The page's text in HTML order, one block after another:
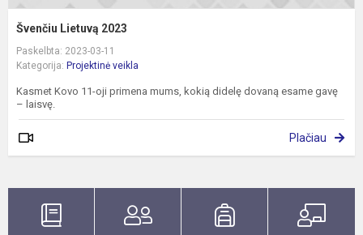
Švenčiu Lietuvą 2023
Paskelbta: 2023-03-11
Kategorija: Projektinė veikla
Kasmet Kovo 11-oji primena mums, kokią didelę dovaną esame gavę
– laisvę.
Plačiau